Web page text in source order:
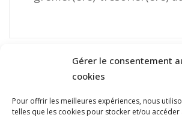
Gérer le consentement
cookies
Pour offrir les meilleures expériences, nous
telles que les cookies pour stocker et/ou
NOUS JOINDRE